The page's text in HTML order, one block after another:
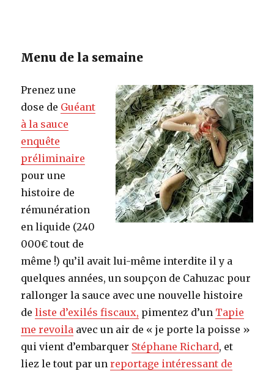
Menu de la semaine
Prenez une
dose de Guéant
à la sauce
enquête
préliminaire
pour une
histoire de
rémunération
en liquide (240
000€ tout de
même !) qu’il avait lui-même interdite il y a
quelques années, un soupçon de Cahuzac pour
rallonger la sauce avec une nouvelle histoire
deliste d’exilés fiscaux, pimentez d’un Tapie
me revoila avec un air de « je porte la poisse »
qui vient d’embarquer Stéphane Richard, et
liez le tout par unreportage intéressant de